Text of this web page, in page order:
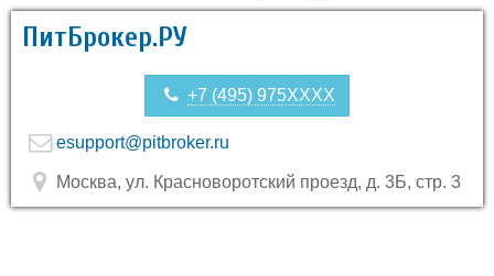
ПитБрокер.РУ
+7 (495) 975XXXX
esupport@pitbroker.ru
Москва, ул. Красноворотский проезд, д. 3Б, стр. 3